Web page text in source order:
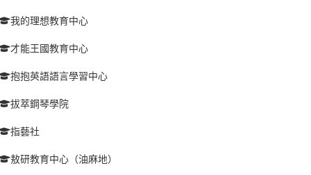
我的理想教育中心
才能王國教育中心
抱抱英語語言學習中心
拔萃鋼琴學院
指藝社
敖研教育中心（油麻地）